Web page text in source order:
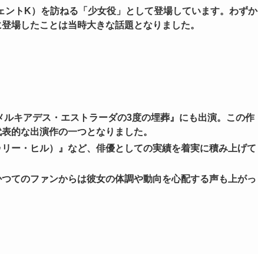
ントK）を訪ねる「少女役」として登場しています。わずか
場したことは当時大きな話題となりました。
キアデス・エストラーダの3度の埋葬』にも出演。この作
的な出演作の一つとなりました。
ー・ヒル）』など、俳優としての実績を着実に積み上げて
てのファンからは彼女の体調や動向を心配する声も上がっ